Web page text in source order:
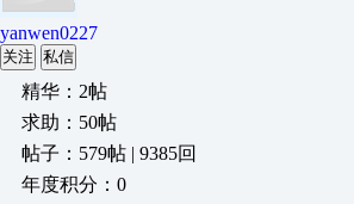
yanwen0227
关注 私信
精华：2帖
求助：50帖
帖子：579帖 | 9385回
年度积分：0